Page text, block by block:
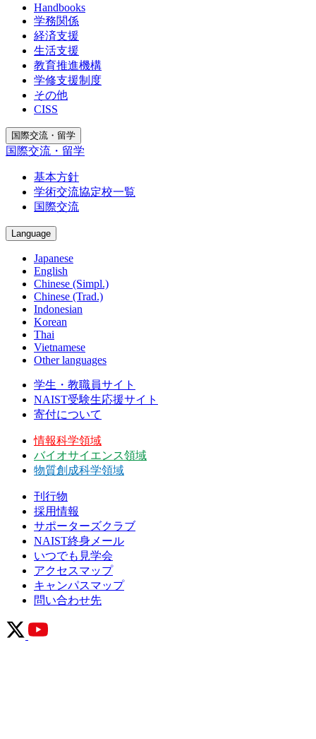
Handbooks
学務関係
経済支援
生活支援
教育推進機構
学修支援制度
その他
CISS
国際交流・留学
国際交流・留学
基本方針
学術交流協定校一覧
国際交流
Language
Japanese
English
Chinese (Simpl.)
Chinese (Trad.)
Indonesian
Korean
Thai
Vietnamese
Other languages
学生・教職員サイト
NAIST受験生応援サイト
寄付について
情報科学領域
バイオサイエンス領域
物質創成科学領域
刊行物
採用情報
サポーターズクラブ
NAIST終身メール
いつでも見学会
アクセスマップ
キャンパスマップ
問い合わせ先